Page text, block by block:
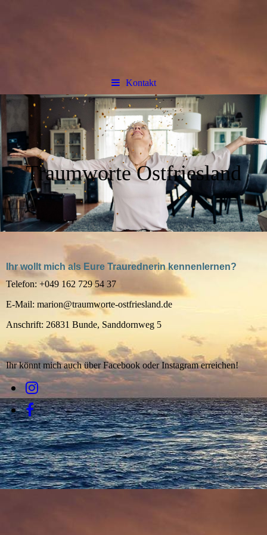
Kontakt
Traumworte Ostfriesland
Ihr wollt mich als Eure Traurednerin kennenlernen?
Telefon: +049 162 729 54 37
E-Mail: marion@traumworte-ostfriesland.de
Anschrift: 26831 Bunde, Sanddornweg 5
Ihr könnt mich auch über Facebook oder Instagram erreichen!